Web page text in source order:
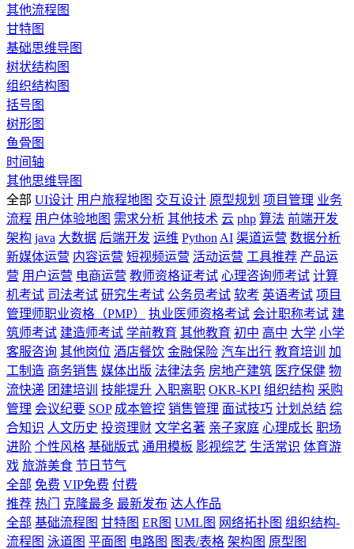
其他流程图
甘特图
基础思维导图
树状结构图
组织结构图
括号图
树形图
鱼骨图
时间轴
其他思维导图
全部 UI设计 用户旅程地图 交互设计 原型规划 项目管理 业务
流程 用户体验地图 需求分析 其他技术 云 php 算法 前端开发
架构 java 大数据 后端开发 运维 Python AI 渠道运营 数据分析
新媒体运营 内容运营 短视频运营 活动运营 工具推荐 产品运
营 用户运营 电商运营 教师资格证考试 心理咨询师考试 计算
机考试 司法考试 研究生考试 公务员考试 软考 英语考试 项目
管理师职业资格（PMP）
执业医师资格考试 会计职称考试 建
筑师考试 建造师考试 学前教育 其他教育 初中 高中 大学 小学
客服咨询 其他岗位 酒店餐饮 金融保险 汽车出行 教育培训
加
工制造 商务销售 媒体出版 法律法务 房地产建筑 医疗保健 物
流快递 团建培训 技能提升 入职离职 OKR-KPI 组织结构 采购
管理 会议纪要 SOP 成本管控 销售管理 面试技巧 计划总结 综
合知识 人文历史 投资理财 文学名著 亲子家庭 心理成长 职场
进阶 个性风格 基础版式 通用模板 影视综艺 生活常识 体育游
戏 旅游美食 节日节气
全部 免费 VIP免费 付费
推荐 热门 克隆最多 最新发布 达人作品
全部 基础流程图 甘特图 ER图 UML图 网络拓扑图 组织结构-
流程图 泳道图 平面图 电路图 图表/表格 架构图 原型图